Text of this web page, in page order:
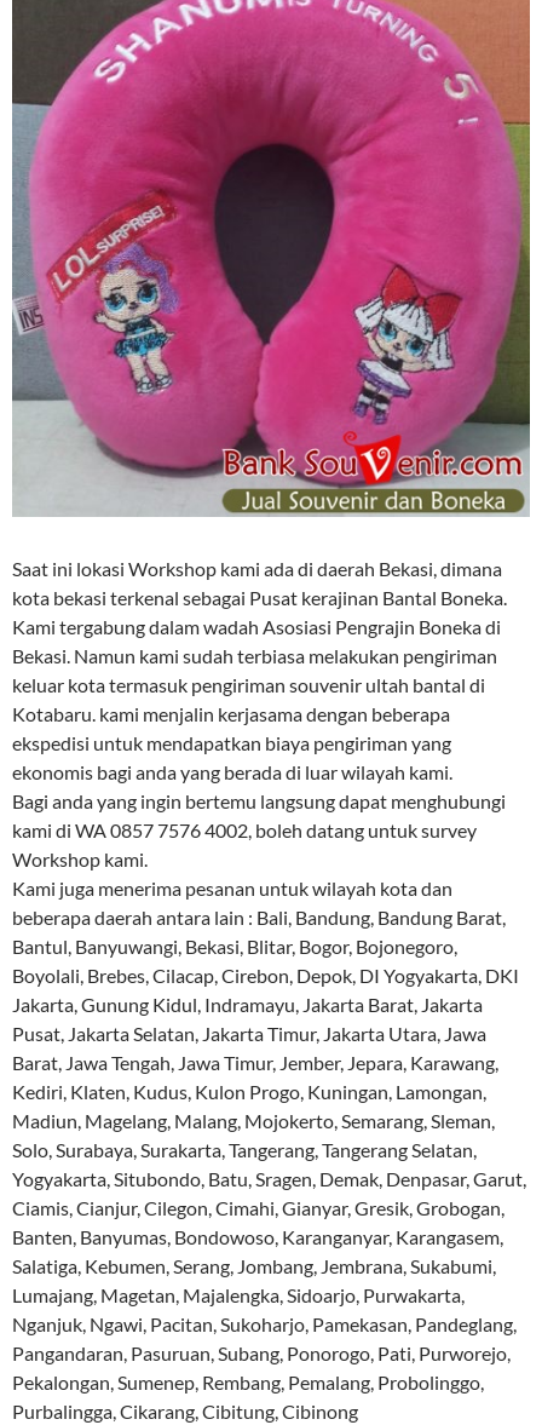
Saat ini lokasi Workshop kami ada di daerah Bekasi, dimana
kota bekasi terkenal sebagai Pusat kerajinan Bantal Boneka.
Kami tergabung dalam wadah Asosiasi Pengrajin Boneka di
Bekasi. Namun kami sudah terbiasa melakukan pengiriman
keluar kota termasuk pengiriman souvenir ultah bantal di
Kotabaru. kami menjalin kerjasama dengan beberapa
ekspedisi untuk mendapatkan biaya pengiriman yang
ekonomis bagi anda yang berada di luar wilayah kami.
Bagi anda yang ingin bertemu langsung dapat menghubungi
kami di WA 0857 7576 4002, boleh datang untuk survey
Workshop kami.
Kami juga menerima pesanan untuk wilayah kota dan
beberapa daerah antara lain : Bali, Bandung, Bandung Barat,
Bantul, Banyuwangi, Bekasi, Blitar, Bogor, Bojonegoro,
Boyolali, Brebes, Cilacap, Cirebon, Depok, DI Yogyakarta, DKI
Jakarta, Gunung Kidul, Indramayu, Jakarta Barat, Jakarta
Pusat, Jakarta Selatan, Jakarta Timur, Jakarta Utara, Jawa
Barat, Jawa Tengah, Jawa Timur, Jember, Jepara, Karawang,
Kediri, Klaten, Kudus, Kulon Progo, Kuningan, Lamongan,
Madiun, Magelang, Malang, Mojokerto, Semarang, Sleman,
Solo, Surabaya, Surakarta, Tangerang, Tangerang Selatan,
Yogyakarta, Situbondo, Batu, Sragen, Demak, Denpasar, Garut,
Ciamis, Cianjur, Cilegon, Cimahi, Gianyar, Gresik, Grobogan,
Banten, Banyumas, Bondowoso, Karanganyar, Karangasem,
Salatiga, Kebumen, Serang, Jombang, Jembrana, Sukabumi,
Lumajang, Magetan, Majalengka, Sidoarjo, Purwakarta,
Nganjuk, Ngawi, Pacitan, Sukoharjo, Pamekasan, Pandeglang,
Pangandaran, Pasuruan, Subang, Ponorogo, Pati, Purworejo,
Pekalongan, Sumenep, Rembang, Pemalang, Probolinggo,
Purbalingga, Cikarang, Cibitung, Cibinong